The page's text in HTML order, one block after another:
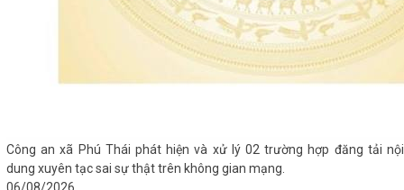
Công an xã Phú Thái phát hiện và xử lý 02 trường hợp đăng tải nội
dung xuyên tạc sai sự thật trên không gian mạng.